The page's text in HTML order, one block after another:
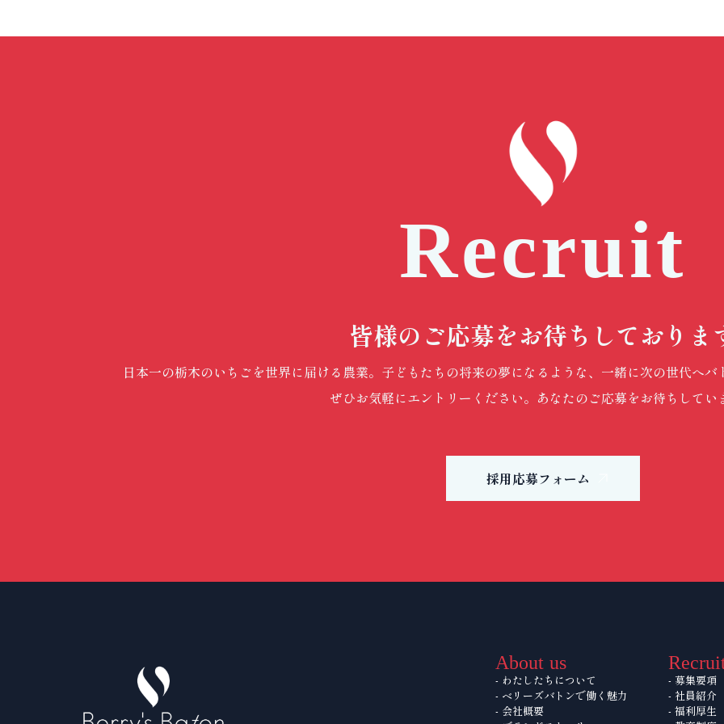
Recruit
皆様のご応募をお待ちしておりま
日本一の栃木のいちごを世界に届ける農業。子どもたちの将来の夢になるような、一緒に次の世代へ
ぜひお気軽にエントリーください。あなたのご応募をお待ちしてい
採用応募フォーム
About us
- わたしたちについて
- ベリーズバトンで働く魅力
- 会社概要
- 募集要項
- 社員紹介
- 福利厚生